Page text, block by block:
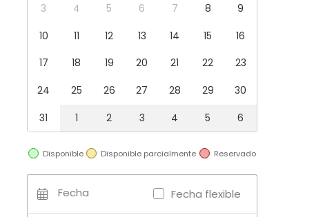
3
4 5 6 7 8
9
10
11 12 13 14 15
16
17
18 19 20 21 22
23
24
25 26 27 28 29
30
31
1 2 3 4 5 6
Disponible Disponible parcialmente Reservado
Fecha Fecha flexible